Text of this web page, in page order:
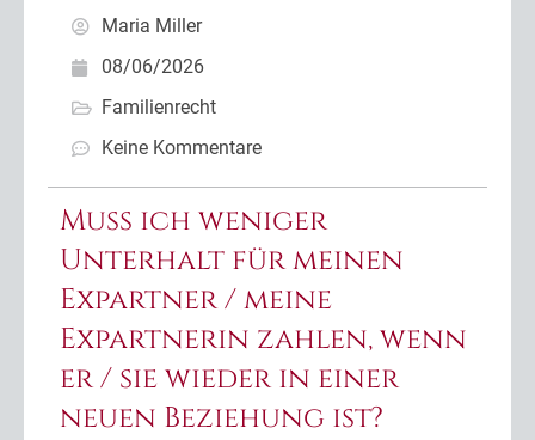
Maria Miller
08/06/2026
Familienrecht
Keine Kommentare
Muss ich weniger
Unterhalt für meinen
Expartner / meine
Expartnerin zahlen, wenn
er / sie wieder in einer
neuen Beziehung ist?